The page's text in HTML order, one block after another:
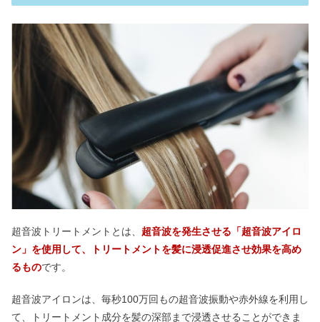
超音波トリートメントとは、 超音波を発生させる「超音波アイロ
ン」を使用して、トリートメントを髪に浸透促進させ効果を高め
るものです。
超音波アイロンは、毎秒100万回もの超音波振動や赤外線を利用し
て、トリートメント成分を髪の深部まで浸透させることができま